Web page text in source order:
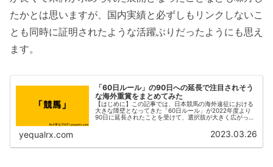
たかとは思いますが、国内実績と必ずしもリンクしないこ
とも同時に証明されたような活躍ぶりだったようにも思え
ます。
「60日ルール」の90日への延長で注目されそう
な海外重賞をまとめてみた
【はじめに】この記事では、日本競馬の海外遠征における
大きな障壁となってきた「60日ルール」が2022年度より
90日に延長されたことを受けて、選択肢が大きく広がった
yequalrx.com 2023.03.26